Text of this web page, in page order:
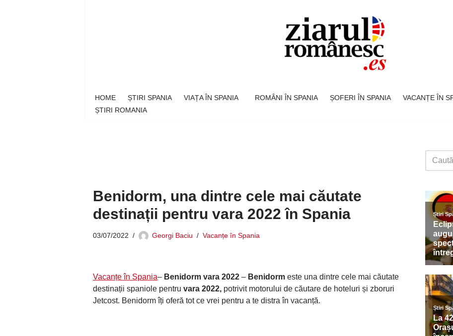
HOME ȘTIRI SPANIA VIAȚA ÎN SPANIA ROMÂNI ÎN SPANIA ȘOFERI ÎN SPANIA VACANȚE ÎN
ȘTIRI ROMANIA
Benidorm, una dintre cele mai căutate
destinații pentru vara 2022 în Spania
03/07/2022 Georgi Baciu Vacanțe în Spania
Vacanțe în Spania– Benidorm vara 2022 – Benidorm este una dintre cele mai căutate
destinații spaniole pentru vara 2022, potrivit motorului de căutare de hoteluri și zboruri
Jetcost. Benidorm îți oferă tot ce vrei pentru a te distra în vacanță.